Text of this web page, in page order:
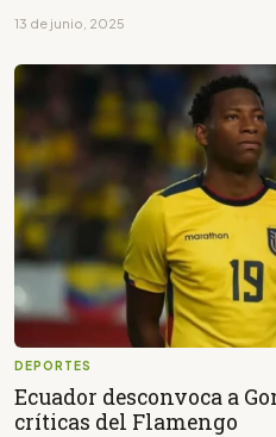
13 de junio, 2025
DEPORTES
Ecuador desconvoca a
críticas del Flamengo